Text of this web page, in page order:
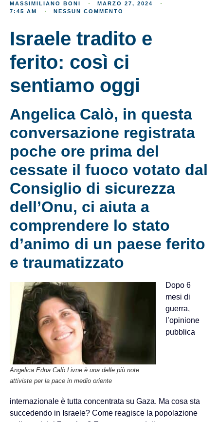
MASSIMILIANO BONI
MARZO 27, 2024
7:45 AM
NESSUN COMMENTO
Israele tradito e
ferito: così ci
sentiamo oggi
Angelica Calò, in questa
conversazione registrata
poche ore prima del
cessate il fuoco votato dal
Consiglio di sicurezza
dell’Onu, ci aiuta a
comprendere lo stato
d’animo di un paese ferito
e traumatizzato
Angelica Edna Calò Livne è una delle più note
attiviste per la pace in medio oriente
Dopo 6
mesi di
guerra,
l’opinione
pubblica
internazionale è tutta concentrata su Gaza. Ma cosa sta
succedendo in Israele? Come reagisce la popolazione